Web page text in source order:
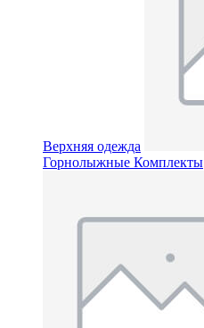
Верхняя одежда
Горнолыжные Комплекты